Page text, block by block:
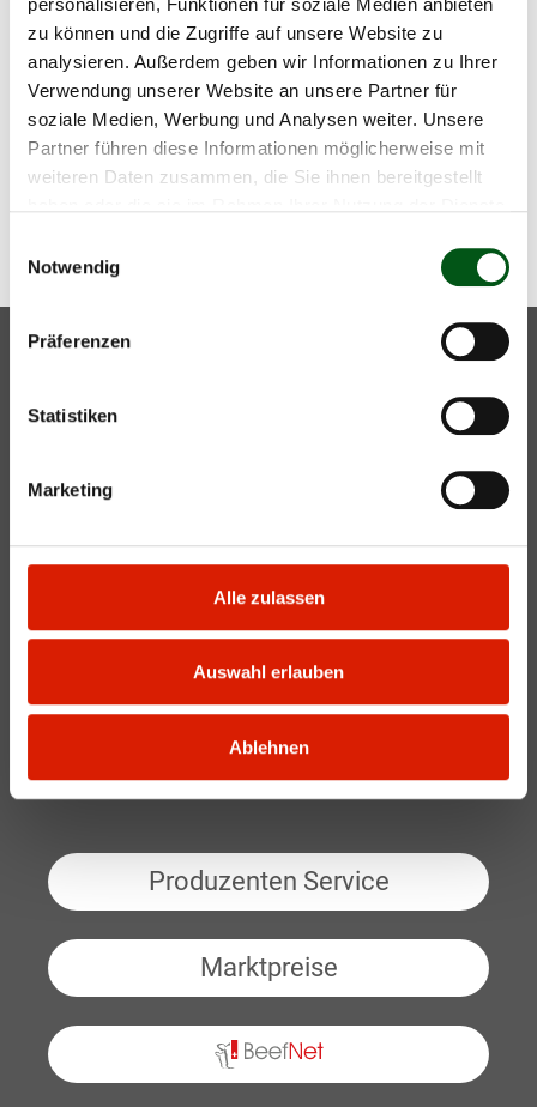
personalisieren, Funktionen für soziale Medien anbieten
zu können und die Zugriffe auf unsere Website zu
analysieren. Außerdem geben wir Informationen zu Ihrer
Verwendung unserer Website an unsere Partner für
soziale Medien, Werbung und Analysen weiter. Unsere
Partner führen diese Informationen möglicherweise mit
weiteren Daten zusammen, die Sie ihnen bereitgestellt
Notwendig
Präferenzen
Statistiken
Marketing
Alle zulassen
Auswahl erlauben
Ablehnen
500 x 375 mm
Wetterfest und lichtbeständig
Für Bestellung Mitgliedschaft des entsprechenden
Rassenclubs Bedingung.
Gass 10
info@mutterkuh.ch
+41 56 462 33 55
Öffnungszeiten
Anfahrtsplan
Downloads/Dokumente
Produzenten Service
Marktpreise